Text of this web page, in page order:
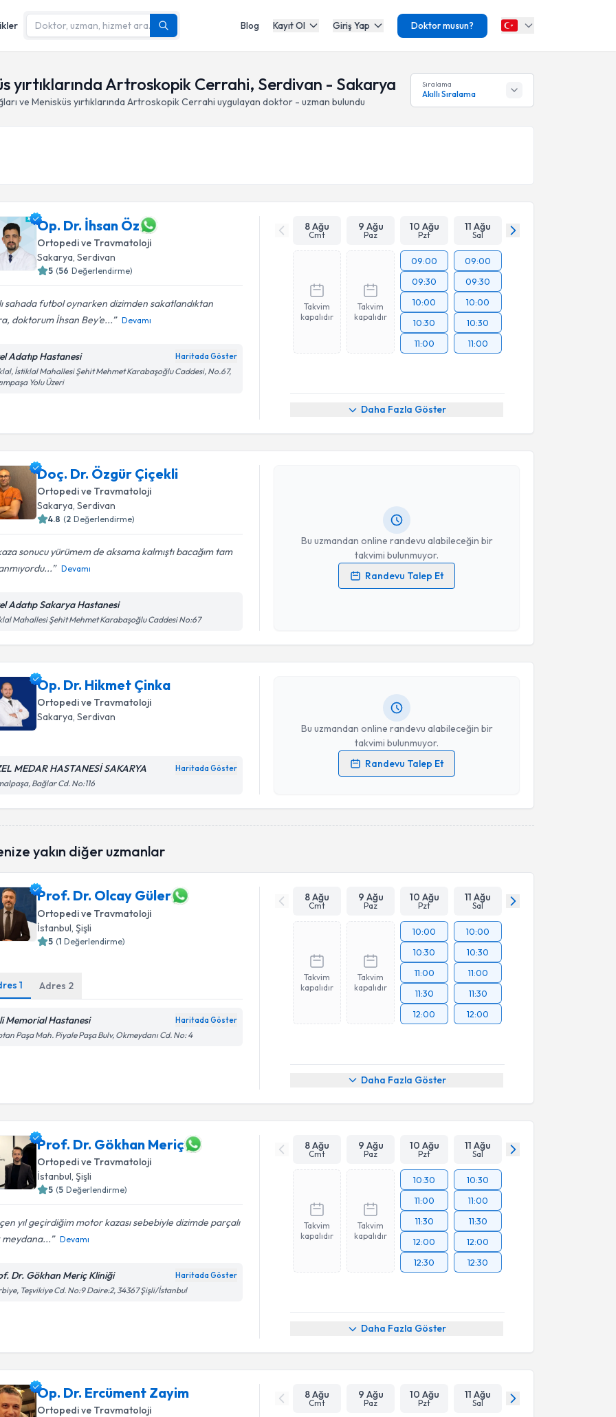
Blog Kayıt Ol Giriş Yap Doktor musun?
yırtıklarında Artroskopik Cerrahi, Serdivan - Sakarya
ve Menisküs yırtıklarında Artroskopik Cerrahi uygulayan doktor - uzman bulundu
Sıralama
Akıllı Sıralama
Op. Dr. İhsan Öz
Ortopedi ve Travmatoloji
Sakarya, Serdivan
5 (56 Değerlendirme)
sahada futbol oynarken dizimden sakatlandıktan
doktorum İhsan Bey’e...
Devamı
Adatıp Hastanesi Haritada Göster
İstiklal Mahallesi Şehit Mehmet Karabaşoğlu Caddesi, No.67,
Yolu Üzeri
8 Ağu
Cmt
9 Ağu
Paz
10 Ağu
Pzt
11 Ağu
Sal
Takvim
kapalıdır
Takvim
kapalıdır
09:00
09:30
10:00
10:30
11:00
09:00
09:30
10:00
10:30
11:00
Daha Fazla Göster
Doç. Dr. Özgür Çiçekli
Ortopedi ve Travmatoloji
Sakarya , Serdivan
4.8 (2 Değerlendirme)
sonucu yürümem de aksama kalmıştı bacağım tam
Devamı
Adatıp Sakarya Hastanesi
Mahallesi Şehit Mehmet Karabaşoğlu Caddesi No:67
Bu uzmandan online randevu alabileceğin bir
takvimi bulunmuyor.
Randevu Talep Et
Randevu Takvimi Talebi
Doç. Dr. Özgür Çiçekli
Kişisel verilerimin işlenmesine ilişkinAydınlatma Metni
Takvim Talebini Gönder
Op. Dr. Hikmet Çinka
Ortopedi ve Travmatoloji
Sakarya , Serdivan
MEDAR HASTANESİ SAKARYA Haritada Göster
Bağlar Cd. No:116
Bu uzmandan online randevu alabileceğin bir
takvimi bulunmuyor.
Randevu Talep Et
Kişisel verilerimin işlenmesine ilişkinAydınlatma Metni
yakın diğer uzmanlar
Prof. Dr. Olcay Güler
Ortopedi ve Travmatoloji
İstanbul , Şişli
5 (1 Değerlendirme)
1 Adres 2
Memorial Hastanesi Haritada Göster
Paşa Mah. Piyale Paşa Bulv, Okmeydanı Cd. No: 4
8 Ağu
Cmt
9 Ağu
Paz
10 Ağu
Pzt
11 Ağu
Sal
Takvim
kapalıdır
Takvim
kapalıdır
10:00
10:30
11:00
11:30
12:00
10:00
10:30
11:00
11:30
12:00
Daha Fazla Göster
Prof. Dr. Gökhan Meriç
Ortopedi ve Travmatoloji
İstanbul, Şişli
5 (5 Değerlendirme)
yıl geçirdiğim motor kazası sebebiyle dizimde parçalı
meydana...
Devamı
Dr. Gökhan Meriç Kliniği Haritada Göster
Teşvikiye Cd. No:9 Daire:2, 34367 Şişli/İstanbul
8 Ağu
Cmt
9 Ağu
Paz
10 Ağu
Pzt
11 Ağu
Sal
Takvim
kapalıdır
Takvim
kapalıdır
10:30
11:00
11:30
12:00
12:30
10:30
11:00
11:30
12:00
12:30
Daha Fazla Göster
Op. Dr. Ercüment Zayim
Ortopedi ve Travmatoloji
8 Ağu
Cmt
9 Ağu
Paz
10 Ağu
Pzt
11 Ağu
Sal